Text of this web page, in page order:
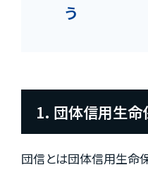
う
1. 団体信用生命
団信とは団体信用生命